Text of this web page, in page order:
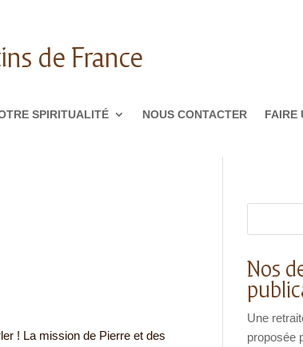
de France
SPIRITUALITÉ NOUS CONTACTER FAIRE
! La mission de Pierre et des
Nos
Une
proposée